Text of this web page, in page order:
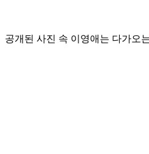
공개된 사진 속 이영애는 다가오